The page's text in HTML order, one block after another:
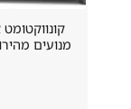
מנועים